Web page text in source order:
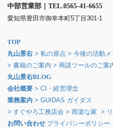
中部営業部｜TEL.0565-41-6655
愛知県豊田市御幸本町5丁目301-1
TOP
丸山景右 > 私の原点 > 今後の活動メ
> 書籍のご案内 > 商談ツールのご案
丸山景右BLOG
会社概要 > CI・経営理念
業務案内 > GUIDAS ガイダス
> すぐやろ工務店会 > 雨楽な家 >
お問い合わせ プライバシーポリシー